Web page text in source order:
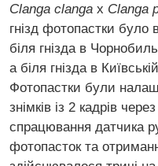
Clanga clanga x Clanga
гнізд фотопастки було
біля гнізда в
а біля гнізда в
Фотопастки були
знімків із 2 кадрів
спрацювання датчика
фотопасток та